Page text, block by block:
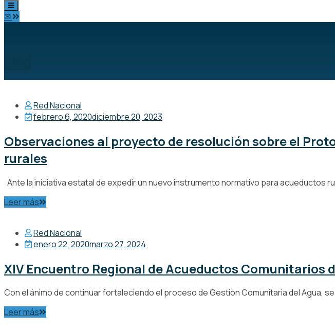
✉
Red Nacional
febrero 6, 2020diciembre 20, 2023
Observaciones al proyecto de resolución sobre el
rurales
Ante la iniciativa estatal de expedir un nuevo instrumento normativo para acueductos
Leer más
Red Nacional
enero 22, 2020marzo 27, 2024
XIV Encuentro Regional de Acueductos Comunitarios
Con el ánimo de continuar fortaleciendo el proceso de Gestión Comunitaria del Agua,
Leer más